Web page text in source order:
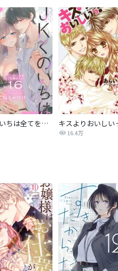
JKくのいちは全てを捧げたい キスよりおいしい
16.4万